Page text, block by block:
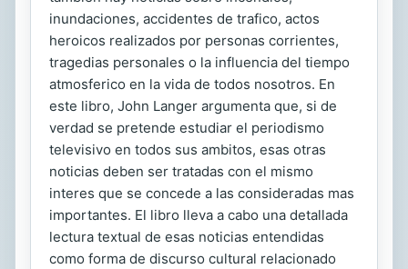
inundaciones, accidentes de trafico, actos
heroicos realizados por personas corrientes,
tragedias personales o la influencia del tiempo
atmosferico en la vida de todos nosotros. En
este libro, John Langer argumenta que, si de
verdad se pretende estudiar el periodismo
televisivo en todos sus ambitos, esas otras
noticias deben ser tratadas con el mismo
interes que se concede a las consideradas mas
importantes. El libro lleva a cabo una detallada
lectura textual de esas noticias entendidas
como forma de discurso cultural relacionado